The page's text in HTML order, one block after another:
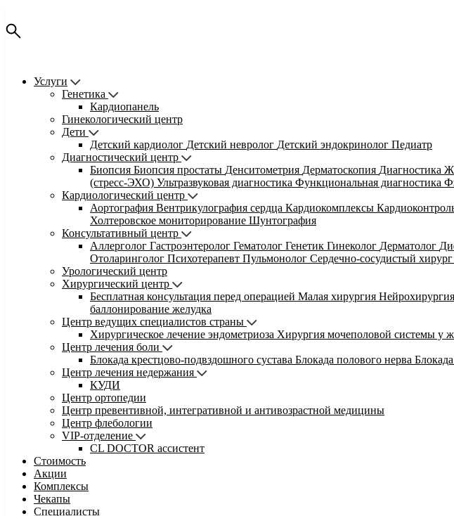
Услуги
Генетика
Кардиопанель
Гинекологический центр
Дети
Детский кардиолог Детский невролог Детский эндокринолог Педиатр
Диагностический центр
Биопсия Биопсия простаты Денситометрия Дерматоскопия Диагностика
(стресс-ЭХО) Ультразвуковая диагностика Функциональная диагностика
Кардиологический центр
Аортография Вентрикулография сердца Кардиокомплексы
Холтеровское мониторирование Шунтография
Консультативный центр
Аллерголог Гастроэнтеролог Гематолог Генетик Гинеколог Дерматолог
Отоларинголог Психотерапевт Пульмонолог Сердечно-сосудистый хирург
Урологический центр
Хирургический центр
Бесплатная консультация перед операцией Малая хирургия Нейрохирургия
баллонирование желудка
Центр ведущих специалистов страны
Хирургическое лечение эндометриоза Хирургия мочеполовой системы у
Центр лечения боли
Блокада крестцово-подвздошного сустава Блокада полового нерва
Центр лечения недержания
КУДИ
Центр ортопедии
Центр превентивной, интегративной и антивозрастной медицины
Центр флебологии
VIP-отделение
CL DOCTOR ассистент
Стоимость
Акции
Комплексы
Чекапы
Специалисты